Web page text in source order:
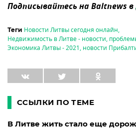
Подписывайтесь на Baltnews в
Теги Новости Литвы сегодня онлайн,
Недвижимость в Литве - новости,
Экономика Литвы - 2021, новости
ССЫЛКИ ПО ТЕМЕ
В Литве жить стало еще